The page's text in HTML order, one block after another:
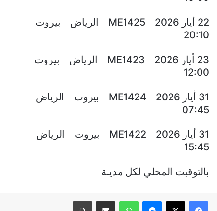
22 أيار 2026 ME1425 الرياض بيروت
20:10
23 أيار 2026 ME1423 الرياض بيروت
12:00
31 أيار 2026 ME1424 بيروت الرياض
07:45
31 أيار 2026 ME1422 بيروت الرياض
15:45
بالتوقيت المحلي لكل مدينة
فيسبوك X ماسنجر واتساب مشاركة عبر البريد طباعة